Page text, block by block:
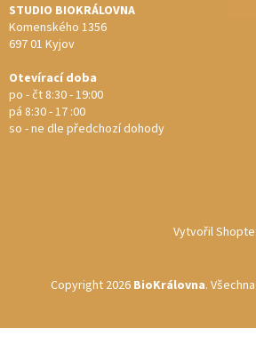
STUDIO BIOKRÁLOVNA
Komenského 1356
697 01 Kyjov
Otevírací doba
po - čt 8:30 - 19:00
pá 8:30 - 17 :00
so - ne dle předchozí dohody
Vytvořil
Copyright 2026 BioKrálovna.